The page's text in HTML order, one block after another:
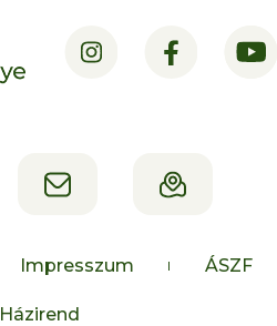
Impresszum ÁSZF
Házirend